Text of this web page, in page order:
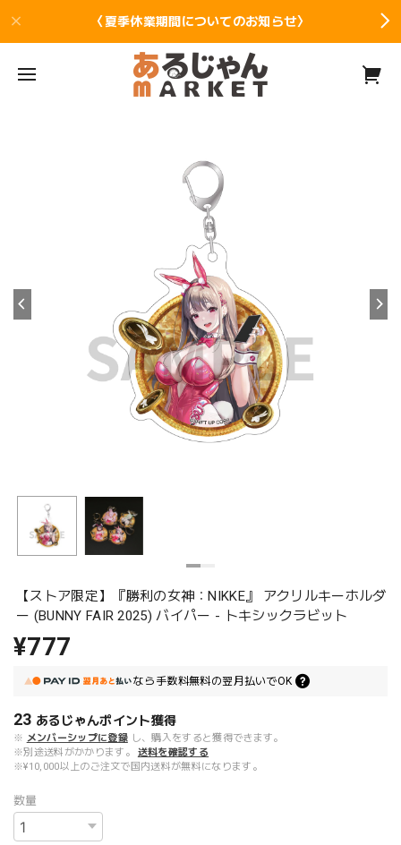
〈夏季休業期間についてのお知らせ〉
【ストア限定】『勝利の女神：NIKKE』 アクリルキーホルダ
ー (BUNNY FAIR 2025) バイパー - トキシックラビット
¥777
なら 手数料無料の翌月払いでOK
23 あるじゃんポイント獲得
※ メンバーシップに登録 し、購入をすると獲得できます。
※別途送料がかかります。
送料を確認する
※¥10,000以上のご注文で国内送料が無料になります。
数量